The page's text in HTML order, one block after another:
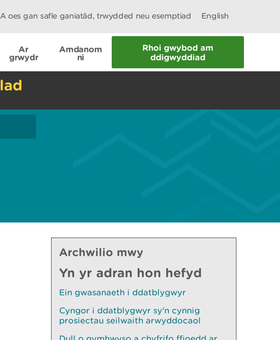
A oes gan safle ganiatâd, trwydded neu esemptiad English
Ar
grwydr
Amdanom
ni
Rhoi gwybod am
ddigwyddiad
Archwilio mwy
Yn yr adran hon hefyd
Ein gwasanaeth i ddatblygwyr
Cyngor i ddatblygwyr sy'n cynnig
prosiectau seilwaith arwyddocaol